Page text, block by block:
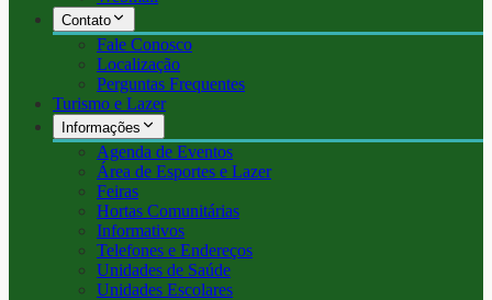
Contato
Fale Conosco
Localização
Perguntas Frequentes
Turismo e Lazer
Informações
Agenda de Eventos
Área de Esportes e Lazer
Feiras
Hortas Comunitárias
Informativos
Telefones e Endereços
Unidades de Saúde
Unidades Escolares